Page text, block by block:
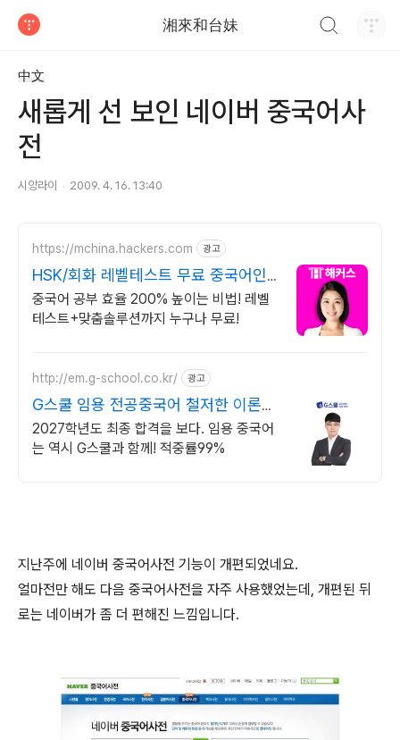
湘來和台妹
中文
새롭게 선 보인 네이버 중국어사
전
시앙라이 2009. 4. 16. 13:40
https://mchina.hackers.com 광고
HSK/회화 레벨테스트 무료 중국어인
강 1위 해커스
중국어 공부 효율 200% 높이는 비법! 레벨
테스트+맞춤솔루션까지 누구나 무료!
http://em.g-school.co.kr/ 광고
G스쿨 임용 전공중국어 철저한 이론&
문제 분석
2027학년도 최종 합격을 보다. 임용 중국어
는 역시 G스쿨과 함께! 적중률99%
지난주에 네이버 중국어사전 기능이 개편되었네요.
얼마전만 해도 다음 중국어사전을 자주 사용했었는데, 개편된 뒤
로는 네이버가 좀 더 편해진 느낌입니다.